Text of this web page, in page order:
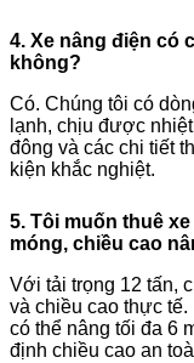
4. Xe nâng điện có
không?
Có. Chúng tôi có
lạnh, chịu được
đông và các chi tiết
kiện khắc nghiệt.
5. Tôi muốn thuê
móng, chiều cao
Với tải trọng 12 tấn,
và chiều cao thực tế.
có thể nâng tối đa 6
định chiều cao an